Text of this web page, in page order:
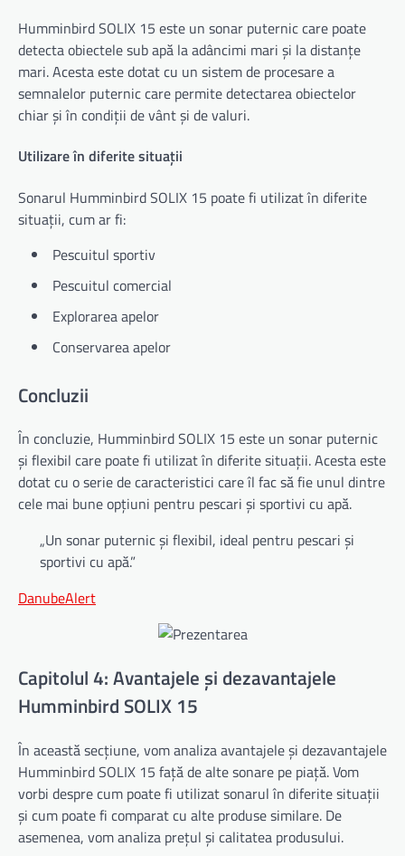
Humminbird SOLIX 15 este un sonar puternic care poate
detecta obiectele sub apă la adâncimi mari și la distanțe
mari. Acesta este dotat cu un sistem de procesare a
semnalelor puternic care permite detectarea obiectelor
chiar și în condiții de vânt și de valuri.
Utilizare în diferite situații
Sonarul Humminbird SOLIX 15 poate fi utilizat în diferite
situații, cum ar fi:
Pescuitul sportiv
Pescuitul comercial
Explorarea apelor
Conservarea apelor
Concluzii
În concluzie, Humminbird SOLIX 15 este un sonar puternic
și flexibil care poate fi utilizat în diferite situații. Acesta este
dotat cu o serie de caracteristici care îl fac să fie unul dintre
cele mai bune opțiuni pentru pescari și sportivi cu apă.
„Un sonar puternic și flexibil, ideal pentru pescari și
sportivi cu apă.”
DanubeAlert
Capitolul 4: Avantajele și dezavantajele
Humminbird SOLIX 15
În această secțiune, vom analiza avantajele și dezavantajele
Humminbird SOLIX 15 față de alte sonare pe piață. Vom
vorbi despre cum poate fi utilizat sonarul în diferite situații
și cum poate fi comparat cu alte produse similare. De
asemenea, vom analiza prețul și calitatea produsului.